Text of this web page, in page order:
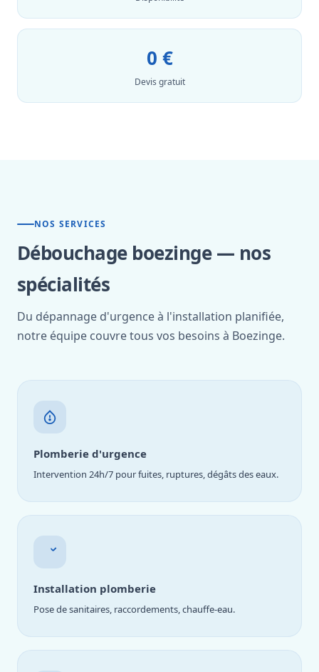
0 €
Devis gratuit
NOS SERVICES
Débouchage boezinge — nos
spécialités
Du dépannage d'urgence à l'installation planifiée,
notre équipe couvre tous vos besoins à Boezinge.
Plomberie d'urgence
Intervention 24h/7 pour fuites, ruptures, dégâts des eaux.
Installation plomberie
Pose de sanitaires, raccordements, chauffe-eau.